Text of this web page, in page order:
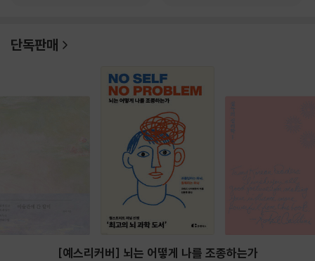
단독판매
[예스리커버] 뇌는 어떻게 나를 조종하는가